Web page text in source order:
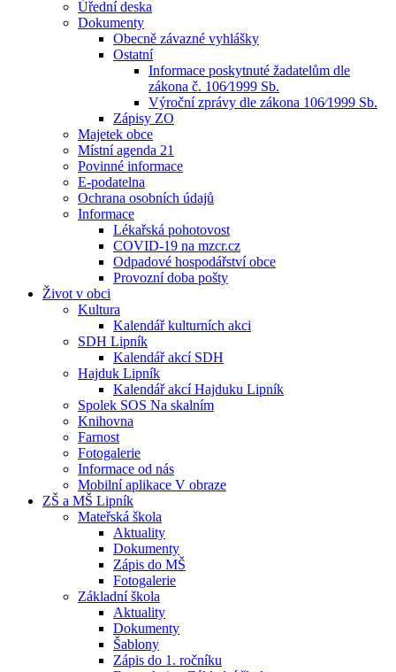
Úřední deska
Dokumenty
Obecně závazné vyhlášky
Ostatní
Informace poskytnuté žadatelům dle
zákona č. 106⁄1999 Sb.
Výroční zprávy dle zákona 106⁄1999 Sb.
Zápisy ZO
Majetek obce
Místní agenda 21
Povinné informace
E-podatelna
Ochrana osobních údajů
Informace
Lékařská pohotovost
COVID-19 na mzcr.cz
Odpadové hospodářství obce
Provozní doba pošty
Život v obci
Kultura
Kalendář kulturních akci
SDH Lipník
Kalendář akcí SDH
Hajduk Lipník
Kalendář akcí Hajduku Lipník
Spolek SOS Na skalním
Knihovna
Farnost
Fotogalerie
Informace od nás
Mobilní aplikace V obraze
ZŠ a MŠ Lipník
Mateřská škola
Aktuality
Dokumenty
Zápis do MŠ
Fotogalerie
Základní škola
Aktuality
Dokumenty
Šablony
Zápis do 1. ročníku